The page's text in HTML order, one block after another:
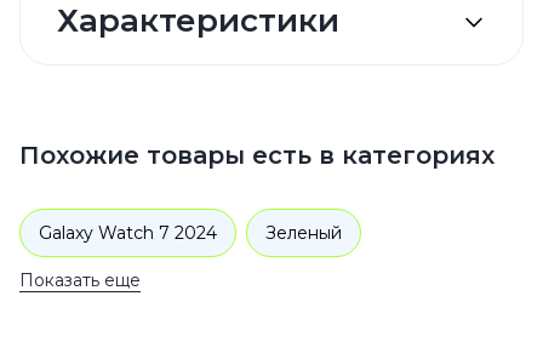
Характеристики
Похожие товары есть в категориях
Galaxy Watch 7 2024 Зеленый
Galaxy Watch 7
Показать еще